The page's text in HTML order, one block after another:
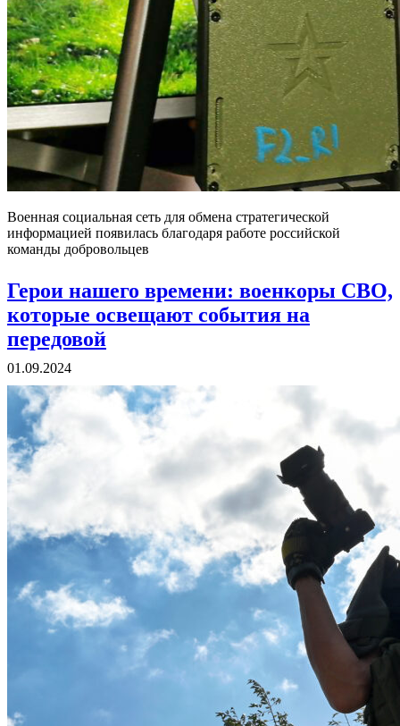
Военная социальная сеть для обмена стратегической
информацией появилась благодаря работе российской
команды добровольцев
Герои нашего времени: военкоры СВО,
которые освещают события на
передовой
01.09.2024